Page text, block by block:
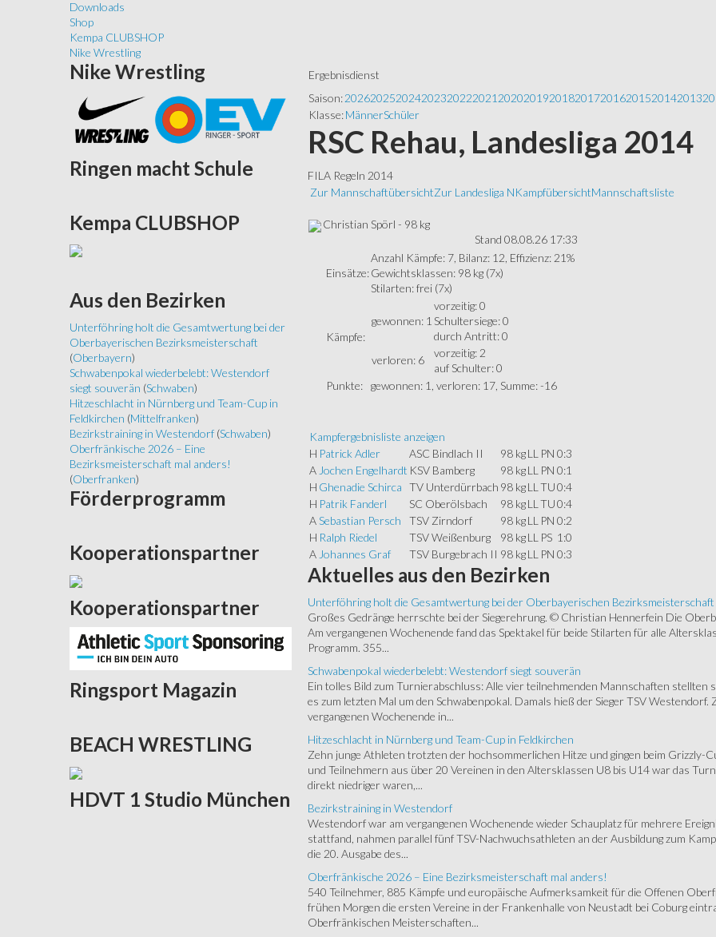
Downloads
Shop
Kempa CLUBSHOP
Nike Wrestling
Ergebnisdienst
Saison: 202620252024202320222021 20202019201820172016201520142013
Klasse: MännerSchüler
RSC Rehau, Landesliga 2014
FILA Regeln 2014
Zur MannschaftübersichtZur Landesliga NKampfübersichtMannschaftsliste
Christian Spörl - 98 kg
Stand 08.08.26 17:33
Einsätze:
Anzahl Kämpfe: 7, Bilanz: 12, Effizienz: 21%
Gewichtsklassen: 98 kg (7x)
Stilarten: frei (7x)
Kämpfe:
gewonnen: 1
vorzeitig: 0
Schultersiege: 0
durch Antritt: 0
verloren: 6
vorzeitig: 2
auf Schulter: 0
Punkte:
gewonnen: 1, verloren: 17, Summe: -16
Kampfergebnisliste anzeigen
H Patrick Adler ASC Bindlach II 98 kg LL PN 0:3
A Jochen Engelhardt KSV Bamberg 98 kg LL PN 0:1
H Ghenadie Schirca TV Unterdürrbach 98 kg LL TU0:4
H Patrik Fanderl SC Oberölsbach 98 kg LL TU0:4
A Sebastian Persch TSV Zirndorf 98 kg LL PN 0:2
H Ralph Riedel TSV Weißenburg 98 kg LL PS 1:0
A Johannes Graf TSV Burgebrach II 98 kg LL PN 0:3
Aktuelles aus den Bezirken
Unterföhring holt die Gesamtwertung bei der Oberbayerischen Bezirksmeisterschaft
Großes Gedränge herrschte bei der Siegerehrung. © Christian Hennerfein Die
Am vergangenen Wochenende fand das Spektakel für beide Stilarten für alle
Programm. 355...
Schwabenpokal wiederbelebt: Westendorf siegt souverän
Ein tolles Bild zum Turnierabschluss: Alle vier teilnehmenden Mannschaften stellten
es zum letzten Mal um den Schwabenpokal. Damals hieß der Sieger TSV
vergangenen Wochenende in...
Hitzeschlacht in Nürnberg und Team-Cup in Feldkirchen
Zehn junge Athleten trotzten der hochsommerlichen Hitze und gingen beim Grizzly-
und Teilnehmern aus über 20 Vereinen in den Altersklassen U8 bis U14 war das
direkt niedriger waren,...
Bezirkstraining in Westendorf
Westendorf war am vergangenen Wochenende wieder Schauplatz für mehrere
stattfand, nahmen parallel fünf TSV-Nachwuchsathleten an der Ausbildung zum
die 20. Ausgabe des...
Oberfränkische 2026 – Eine Bezirksmeisterschaft mal anders!
540 Teilnehmer, 885 Kämpfe und europäische Aufmerksamkeit für die Offenen
frühen Morgen die ersten Vereine in der Frankenhalle von Neustadt bei Coburg
Oberfränkischen Meisterschaften...
Nike Wrestling
Ringen macht Schule
Kempa CLUBSHOP
Aus den Bezirken
Unterföhring holt die Gesamtwertung bei der
Oberbayerischen Bezirksmeisterschaft
(Oberbayern)
Schwabenpokal wiederbelebt: Westendorf
siegt souverän (Schwaben)
Hitzeschlacht in Nürnberg und Team-Cup in
Feldkirchen (Mittelfranken)
Bezirkstraining in Westendorf (Schwaben)
Oberfränkische 2026 – Eine
Bezirksmeisterschaft mal anders!
(Oberfranken)
Förderprogramm
Kooperationspartner
Kooperationspartner
Ringsport Magazin
BEACH WRESTLING
HDVT 1 Studio München